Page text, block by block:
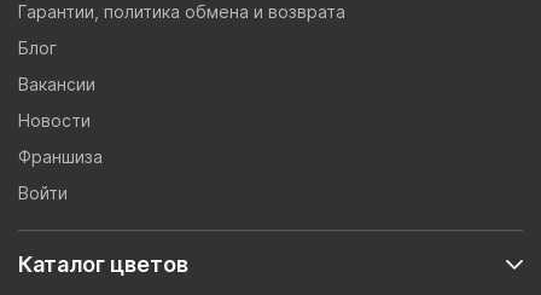
Гарантии, политика обмена и возврата
Блог
Вакансии
Новости
Франшиза
Войти
Каталог цветов